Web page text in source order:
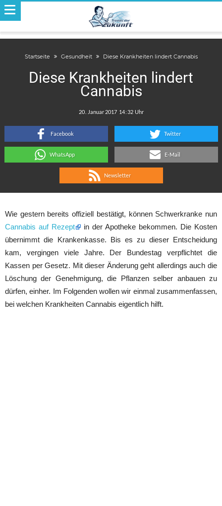
Startseite Gesundheit Diese Krankheiten lindert Cannabis
Diese Krankheiten lindert
Cannabis
:
Facebook Twitter
WhatsApp E-Mail
Newsletter
Wie gestern bereits offiziell bestätigt, können Schwerkranke nun
Cannabis auf Rezept
in der Apotheke bekommen. Die Kosten
übernimmt die Krankenkasse. Bis es zu dieser Entscheidung
kam, vergingen viele Jahre. Der Bundestag verpflichtet die
Kassen per Gesetz. Mit dieser Änderung geht allerdings auch die
Löschung der Genehmigung, die Pflanzen selber anbauen zu
dürfen, einher. Im Folgenden wollen wir einmal zusammenfassen,
bei welchen Krankheiten Cannabis eigentlich hilft.